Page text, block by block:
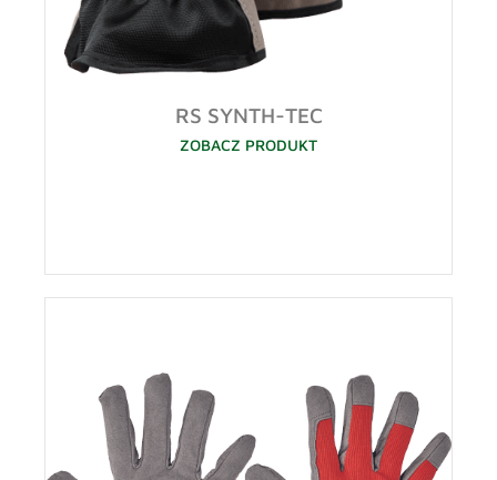
RS SYNTH-TEC
ZOBACZ PRODUKT